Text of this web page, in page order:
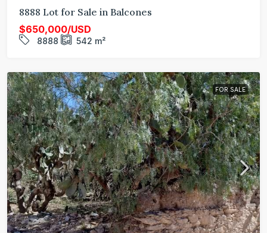
8888 Lot for Sale in Balcones
$650,000/USD
8888 542 m²
FOR SALE